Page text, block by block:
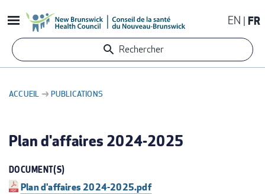
au
contenu
principal
EN FR
Rechercher
D'ARIANE
ACCUEIL PUBLICATIONS
Plan d'affaires 2024-2025
DOCUMENT(S)
Plan d'affaires 2024-2025.pdf